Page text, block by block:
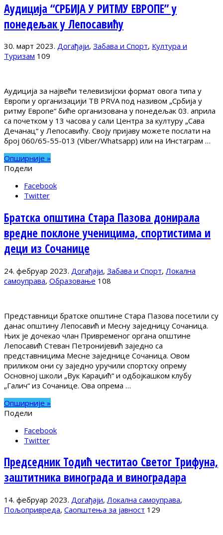
Аудиција “СРБИЈА У РИТМУ ЕВРОПЕ” у
понедељак у Лепосавићу
30. март 2023. Догађаји, Забава и Спорт, Култура и
Туризам 109
Аудиција за највећи телевизијски формат овога типа у
Европи у организацији ТВ PRVA под називом „Србија у
ритму Европе“ биће организована у понедељак 03. априла
са почетком у 13 часова у сали Центра за културу „Сава
Дечанац“ у Лепосавићу. Своју пријаву можете послати на
број 060/65-55-013 (Viber/Whatsapp) или на Инстаграм …
Опширније »
Подели
Facebook
Twitter
Братска општина Стара Пазова донирала
вредне поклоне ученицима, спортистима и
деци из Сочанице
24. фебруар 2023. Догађаји, Забава и Спорт, Локална
самоуправа, Образовање 108
Представници братске општине Стара Пазова посетили су
данас општину Лепосавић и Месну заједницу Сочаница.
Њих је дочекао члан Привременог органа општине
Лепосавић Стеван Петронијевић заједно са
представницима Месне заједнице Сочаница. Овом
приликом они су заједно уручили спортску опрему
Основној школи „Вук Караџић“ и одбојкашком клубу
„Галич“ из Сочанице. Ова опрема …
Опширније »
Подели
Facebook
Twitter
Председник Тодић честитао Светог Трифуна,
заштитника винограда и виноградара
14. фебруар 2023. Догађаји, Локална самоуправа,
Пољопривреда, Саопштења за јавност 129